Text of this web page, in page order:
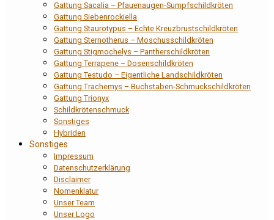
Gattung Sacalia – Pfauenaugen-Sumpfschildkröten
Gattung Siebenrockiella
Gattung Staurotypus – Echte Kreuzbrustschildkröten
Gattung Sternotherus – Moschusschildkröten
Gattung Stigmochelys – Pantherschildkröten
Gattung Terrapene – Dosenschildkröten
Gattung Testudo – Eigentliche Landschildkröten
Gattung Trachemys – Buchstaben-Schmuckschildkröten
Gattung Trionyx
Schildkrötenschmuck
Sonstiges
Hybriden
Sonstiges
Impressum
Datenschutzerklärung
Disclaimer
Nomenklatur
Unser Team
Unser Logo